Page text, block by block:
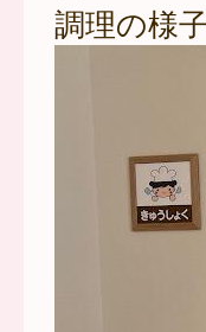
調理の様